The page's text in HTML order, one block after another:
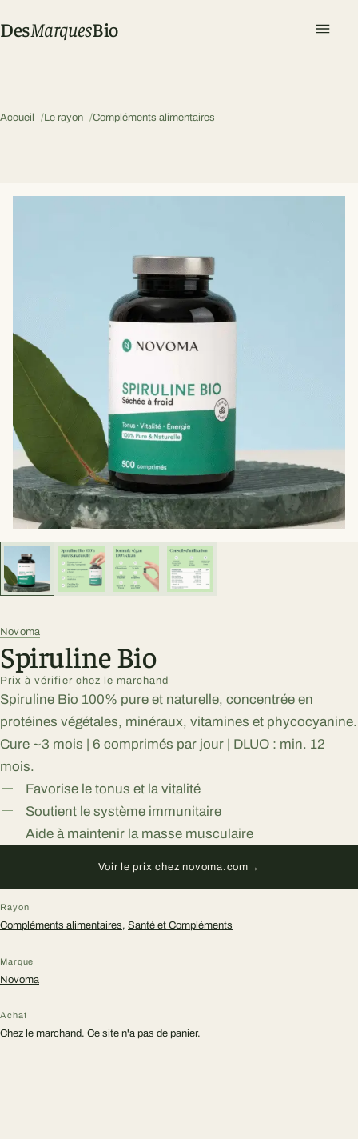
DesMarquesBio
Accueil Le rayon Compléments alimentaires
Novoma
Spiruline Bio
Prix à vérifier chez le marchand
Spiruline Bio 100% pure et naturelle, concentrée en
protéines végétales, minéraux, vitamines et phycocyanine.
Cure ~3 mois | 6 comprimés par jour | DLUO : min. 12
mois.
Favorise le tonus et la vitalité
Soutient le système immunitaire
Aide à maintenir la masse musculaire
Voir le prix chez novoma.com →
Rayon
Compléments alimentaires, Santé et Compléments
Marque
Novoma
Achat
Chez le marchand. Ce site n'a pas de panier.